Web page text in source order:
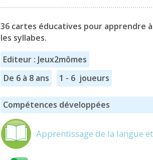
36 cartes éducatives pour apprendre
les syllabes.
Editeur : Jeux2mômes
De 6 à 8 ans
1 - 6 joueurs
Compétences développées
Apprentissage de la langue